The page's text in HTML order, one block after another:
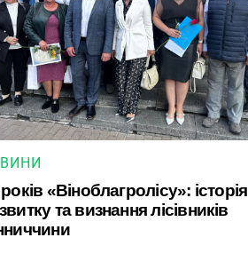
«Віноблагролісу»: історія
та визнання лісівників